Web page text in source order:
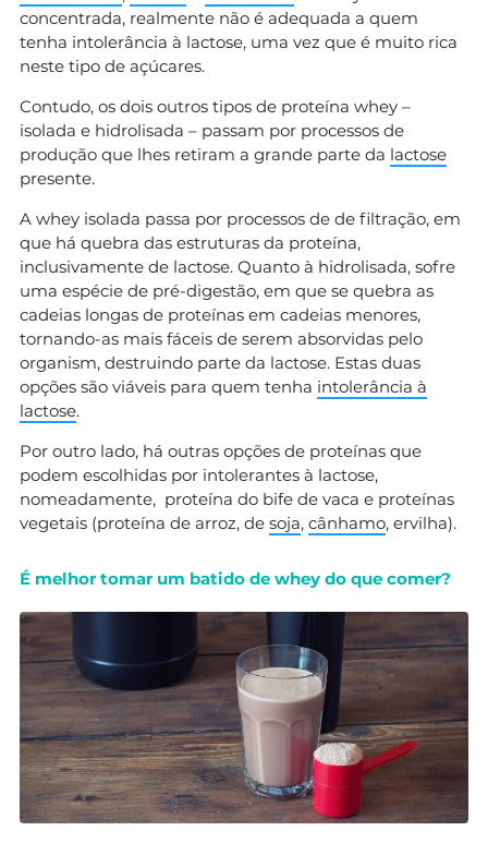
concentrada, realmente não é adequada a quem
tenha intolerância à lactose, uma vez que é muito rica
neste tipo de açúcares.
Contudo, os dois outros tipos de proteína whey –
isolada e hidrolisada – passam por processos de
produção que lhes retiram a grande parte da lactose
presente.
A whey isolada passa por processos de de filtração, em
que há quebra das estruturas da proteína,
inclusivamente de lactose. Quanto à hidrolisada, sofre
uma espécie de pré-digestão, em que se quebra as
cadeias longas de proteínas em cadeias menores,
tornando-as mais fáceis de serem absorvidas pelo
organism, destruindo parte da lactose. Estas duas
opções são viáveis para quem tenha intolerância à
lactose.
Por outro lado, há outras opções de proteínas que
podem escolhidas por intolerantes à lactose,
nomeadamente, proteína do bife de vaca e proteínas
vegetais (proteína de arroz, de soja, cânhamo, ervilha).
É melhor tomar um batido de whey do que comer?